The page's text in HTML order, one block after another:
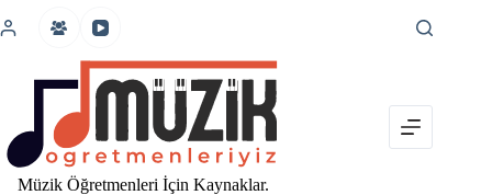
atla
Müzik Öğretmenleri İçin Kaynaklar.